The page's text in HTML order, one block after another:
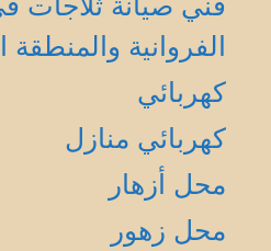
الفروانية والمنطقة
كهربائي
كهربائي منازل
محل أزهار
محل زهور